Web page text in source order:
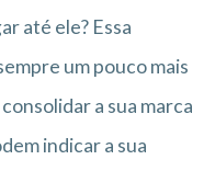
até ele? Essa
um pouco mais
a sua marca
indicar a sua